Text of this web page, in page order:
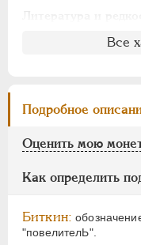
Дьяков: 165-76
ГМ: 41.23
Брекке
Все
Подробное
Оценить мою
Как определить
Биткин:
"повелителЬ".
ВРЕМЕННОЕ ПРАВ.